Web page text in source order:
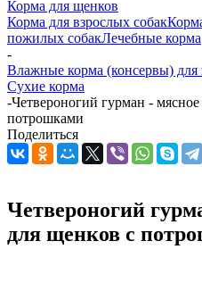
Корма для щенков
Корма для взрослых собак
пожилых собакЛечебные корма
-
Влажные корма (консервы) для
Сухие корма
-Четвероногий гурман -
потрошками
Поделиться
Четвероногий
для щенков с